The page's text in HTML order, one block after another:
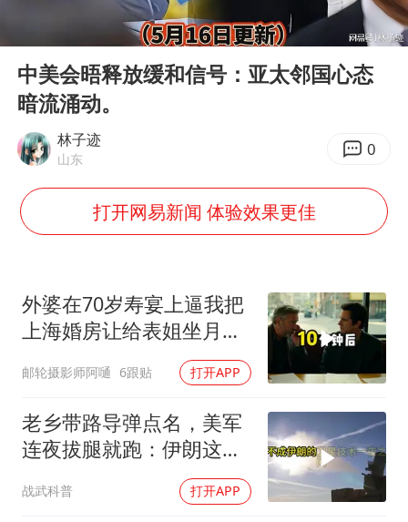
中国第1高楼阻尼器摆动明显
国足U17与阿森纳决赛取消 并列冠军
以军士兵把枪口对准中国记者
构建更高水平的全民健身公共服务体系
萌娃帮爷爷脱玉米 卖力干活超可爱
灌溉水坝被隔成鱼塘 村民投诉20余年
奋力开创中国式现代化建设新局面
Play
12:24
中美会晤释放缓和信号：亚太邻国心态
暗流涌动。
林子迹
山东 0
打开网易新闻 体验效果更佳
外婆在70岁寿宴上逼我把
上海婚房让给表姐坐月
子，我说行转问舅舅
邮轮摄影师阿嗵 6跟贴 打开APP
老乡带路导弹点名，美军
连夜拔腿就跑：伊朗这波
操作把霸权底裤撕了个精
光
战武科普 打开APP